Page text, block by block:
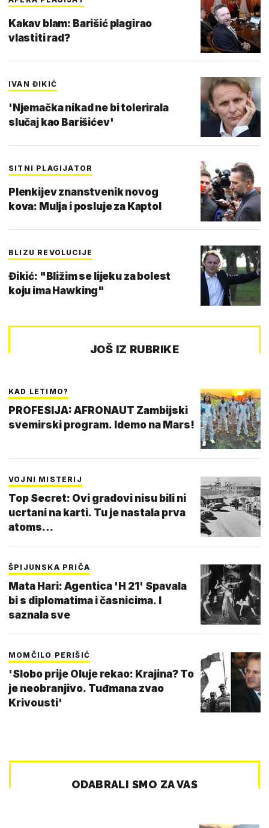
Kakav blam: Barišić plagirao
vlastiti rad?
IVAN ĐIKIĆ
'Njemačka nikad ne bi tolerirala
slučaj kao Barišićev'
SITNI PLAGIJATOR
Plenkijev znanstvenik novog
kova: Mulja i posluje za Kaptol
BLIZU REVOLUCIJE
Đikić: "Bližim se lijeku za bolest
koju ima Hawking"
JOŠ IZ RUBRIKE
KAD LETIMO?
PROFESIJA: AFRONAUT Zambijski
svemirski program. Idemo na Mars!
VOJNI MISTERIJ
Top Secret: Ovi gradovi nisu bili ni
ucrtani na karti. Tu je nastala prva
atoms…
ŠPIJUNSKA PRIČA
Mata Hari: Agentica 'H 21' Spavala
bi s diplomatima i časnicima. I
saznala sve
MOMČILO PERIŠIĆ
'Slobo prije Oluje rekao: Krajina? To
je neobranjivo. Tuđmana zvao
Krivousti'